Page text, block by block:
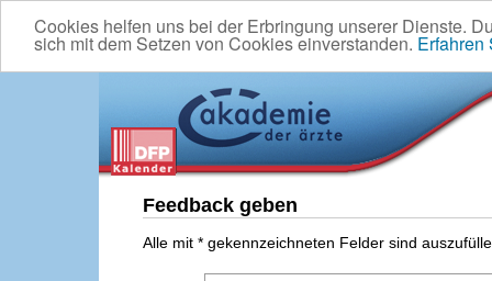
Cookies helfen uns bei der Erbringung unserer Dienste.
sich mit dem Setzen von Cookies einverstanden. Erfahren
Feedback geben
Alle mit * gekennzeichneten Felder sind